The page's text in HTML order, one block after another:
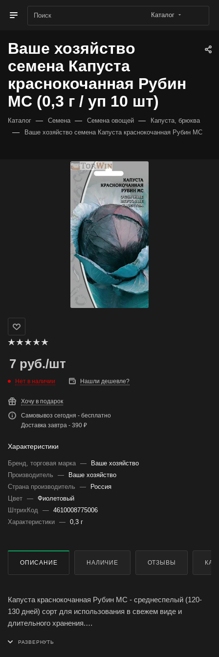
Каталог
Ваше хозяйство
семена Капуста
краснокочанная Рубин
МС (0,3 г / уп 10 шт)
Каталог — Семена — Семена овощей — Капуста, брюква
— Ваше хозяйство семена Капуста краснокочанная Рубин МС
7 руб./шт
Нет в наличии Нашли дешевле?
Хочу в подарок
Самовывоз сегодня - бесплатно
Доставка завтра - 390 ₽
Характеристики
Бренд, торговая марка —
Ваше хозяйство
Производитель
—
Ваше хозяйство
Страна производитель
—
Россия
Цвет — Фиолетовый
ШтрихКод — 4610008775006
Характеристики — 0,3 г
ОПИСАНИЕ НАЛИЧИЕ ОТЗЫВЫ
Капуста краснокочанная Рубин МС - среднеспелый (120-
130 дней) сорт для использования в свежем виде и
длительного хранения.
налетом; кочан округло-плоский, плотный, на разрезе